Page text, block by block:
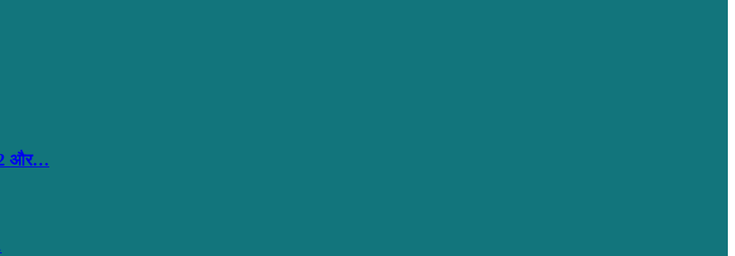
और…